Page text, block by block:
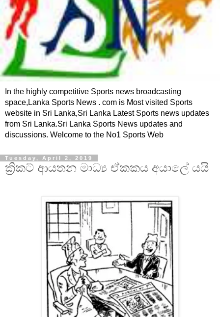
In the highly competitive Sports news broadcasting
space,Lanka Sports News . com is Most visited Sports
website in Sri Lanka,Sri Lanka Latest Sports news updates
from Sri Lanka.Sri Lanka Sports News updates and
discussions. Welcome to the No1 Sports Web
Tuesday, April 2, 2019
ක්‍රිකට් ආයතන මාධ්‍ය ඒකකය අයාලේ යයි